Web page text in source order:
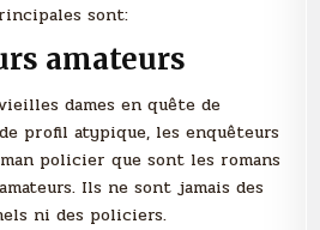
sont:
amateurs
dames en quête de
profil atypique, les enquêteurs
policier que sont les romans
Ils ne sont jamais des
ni des policiers.